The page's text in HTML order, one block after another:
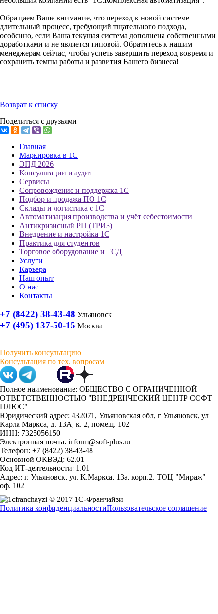
Обращаем Ваше внимание, что переход к новой системе -
длительный процесс, требующий тщательного подхода,
особенно, если Ваша текущая система дополнена собственными
доработками и не является типовой. Обратитесь к нашим
менеджерам сейчас, чтобы успеть завершить переход вовремя и
сохранить темпы работы и развития Вашего бизнеса!
Возврат к списку
Поделиться с друзьями
Главная
Маркировка в 1С
ЭПД 2026
Консультации и аудит
Сервисы
Сопровождение и поддержка 1С
Подбор и продажа ПО 1С
Склады и логистика с 1С
Автоматизация производства и учёт себестоимости
Антикризисный РП (ТРИЗ)
Внедрение и настройка 1С
Практика для студентов
Торговое оборудование и ТСД
Услуги
Карьера
Наш опыт
О нас
Контакты
+7 (8422) 38-43-48 Ульяновск
+7 (495) 137-50-15 Москва
Получить консультацию
Консультация по тех. вопросам
Полное наименование: ОБЩЕСТВО С ОГРАНИЧЕННОЙ
ОТВЕТСТВЕННОСТЬЮ "ВНЕДРЕНЧЕСКИЙ ЦЕНТР СОФТ
ПЛЮС"
Юридический адрес: 432071, Ульяновская обл, г Ульяновск, ул
Карла Маркса, д. 13А, к. 2, помещ. 102
ИНН: 7325056150
Электронная почта: inform@soft-plus.ru
Телефон: +7 (8422) 38-43-48
Основной ОКВЭД: 62.01
Код ИТ-деятельности: 1.01
Адрес: г. Ульяновск, ул. К.Маркса, 13а, корп.2, ТОЦ "Мираж"
оф. 102
© 2017 1С-Франчайзи
Политика конфиденциальностиПользовательское соглашение